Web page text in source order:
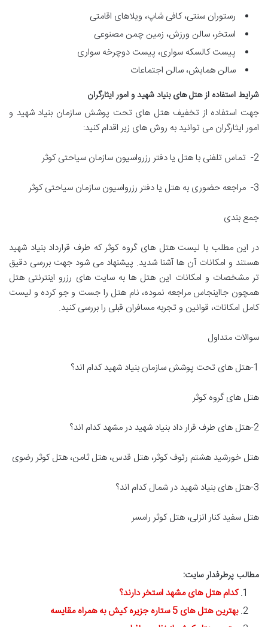
رستوران سنتی، کافی شاپ، ویلاهای اقامتی
استخر، سالن ورزش، زمین چمن مصنوعی
پیست کالسکه سواری، پیست دوچرخه سواری
سالن همایش، سالن اجتماعات
شرایط استفاده از هتل های بنیاد شهید و امور ایثارگران
جهت استفاده از تخفیف هتل های تحت پوشش سازمان بنیاد شهید و
امور ایثارگران می توانید به روش های زیر اقدام کنید:
2- تماس تلفنی با هتل یا دفتر رزرواسیون سازمان سیاحتی کوثر
3- مراجعه حضوری به هتل یا دفتر رزرواسیون سازمان سیاحتی کوثر
جمع بندی
در این مطلب با لیست هتل های گروه کوثر که طرف قرارداد بنیاد شهید
هستند و امکانات آن ها آشنا شدید. پیشنهاد می شود جهت بررسی دقیق
تر مشخصات و امکانات این هتل ها به سایت های رزرو اینترنتی هتل
همچون جااینجاس مراجعه نموده، نام هتل را جست و جو کرده و لیست
کامل امکانات، قوانین و تجربه مسافران قبلی را بررسی کنید.
سوالات متداول
1-هتل های تحت پوشش سازمان بنیاد شهید کدام اند؟
هتل های گروه کوثر
2-هتل های طرف قرار داد بنیاد شهید در مشهد کدام اند؟
هتل خورشید هشتم رئوف کوثر، هتل قدس، هتل ثامن، هتل کوثر رضوی
3-هتل های بنیاد شهید در شمال کدام اند؟
هتل سفید کنار انزلی، هتل کوثر رامسر
مطالب پرطرفدار سایت:
کدام هتل های مشهد استخر دارند؟
بهترین هتل های 5 ستاره جزیره کیش به همراه مقایسه